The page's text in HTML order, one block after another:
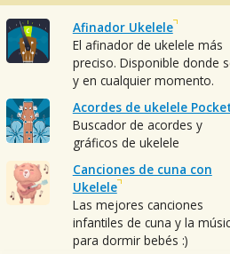
Afinador Ukelele
El afinador de ukelele más
preciso. Disponible donde
y en cualquier momento.
Acordes de ukelele
Buscador de acordes y
gráficos de ukelele
Canciones de cuna con
Ukelele
Las mejores canciones
infantiles de cuna y la
para dormir bebés :)